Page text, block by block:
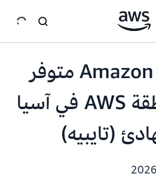
Amazon Inspector متوفر
الآن في منطقة AWS في آسيا
(تايبيه)